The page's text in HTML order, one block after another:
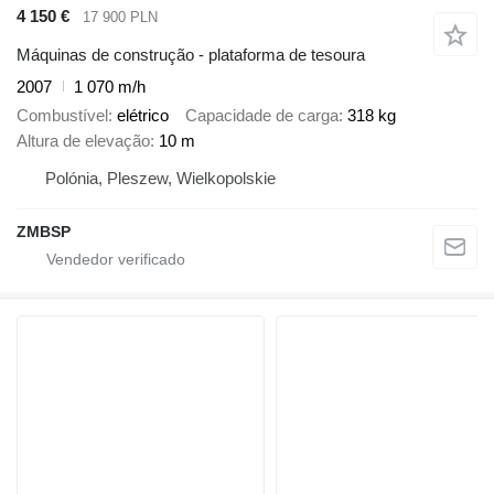
4 150 € 17 900 PLN
Máquinas de construção - plataforma de tesoura
2007
1 070 m/h
Combustível elétrico Capacidade de carga 318 kg
Altura de elevação 10 m
Polónia, Pleszew, Wielkopolskie
ZMBSP